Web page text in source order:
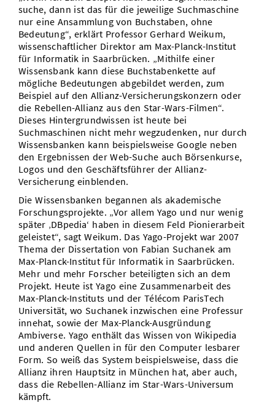
Vom Studium in den Beruf
Study Scheduler
Bibliothek
Open Science/Open Access
Start-ups
IT-Themenabend
Ranking
Zahlen & Fakten
Preise, Auszeichnungen und Förderungen
Kontakt
SIC Merchandise
SIC Podcast
Anfahrt
AnsprechpartnerInnen, Personen, Forschungsgruppen
Termine, Vorträge und Veranstaltungen
Alumni
suche, dann ist das für die jeweilige Suchmaschine
nur eine Ansammlung von Buchstaben, ohne
Bedeutung“, erklärt Professor Gerhard Weikum,
wissenschaftlicher Direktor am Max-Planck-Institut
für Informatik in Saarbrücken. „Mithilfe einer
Wissensbank kann diese Buchstabenkette auf
mögliche Bedeutungen abgebildet werden, zum
Beispiel auf den Allianz-Versicherungskonzern oder
die Rebellen-Allianz aus den Star-Wars-Filmen“.
Dieses Hintergrundwissen ist heute bei
Suchmaschinen nicht mehr wegzudenken, nur durch
Wissensbanken kann beispielsweise Google neben
den Ergebnissen der Web-Suche auch Börsenkurse,
Logos und den Geschäftsführer der Allianz-
Versicherung einblenden.
Die Wissensbanken begannen als akademische
Forschungsprojekte. „Vor allem Yago und nur wenig
später ‚DBpedia‘ haben in diesem Feld Pionierarbeit
geleistet“, sagt Weikum. Das Yago-Projekt war 2007
Thema der Dissertation von Fabian Suchanek am
Max-Planck-Institut für Informatik in Saarbrücken.
Mehr und mehr Forscher beteiligten sich an dem
Projekt. Heute ist Yago eine Zusammenarbeit des
Max-Planck-Instituts und der Télécom ParisTech
Universität, wo Suchanek inzwischen eine Professur
innehat, sowie der Max-Planck-Ausgründung
Ambiverse. Yago enthält das Wissen von Wikipedia
und anderen Quellen in für den Computer lesbarer
Form. So weiß das System beispielsweise, dass die
Allianz ihren Hauptsitz in München hat, aber auch,
dass die Rebellen-Allianz im Star-Wars-Universum
kämpft.